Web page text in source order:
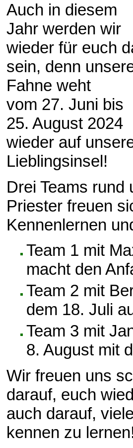
Auch in diesem
Jahr werden wir
wieder für euch
sein, denn
Fahne weht
vom 27. Juni bis
25. August 2024
wieder auf
Lieblingsinsel!
Drei Teams rund
Priester freuen
Kennenlernen
Team 1 mit
macht den
Team 2 mit
dem 18. Juli
Team 3 mit
8. August mit
Wir freuen uns
darauf, euch
auch darauf,
kennen zu